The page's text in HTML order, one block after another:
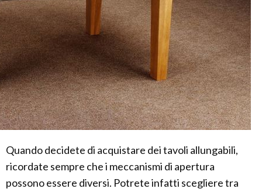
Quando decidete di acquistare dei tavoli allungabili,
ricordate sempre che i meccanismi di apertura
possono essere diversi. Potrete infatti scegliere tra